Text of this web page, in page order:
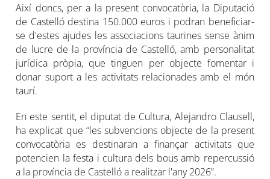
Així doncs, per a la present convocatòria, la Diputació
de Castelló destina 150.000 euros i podran beneficiar-
se d'estes ajudes les associacions taurines sense ànim
de lucre de la província de Castelló, amb personalitat
jurídica pròpia, que tinguen per objecte fomentar i
donar suport a les activitats relacionades amb el món
taurí.
En este sentit, el diputat de Cultura, Alejandro Clausell,
ha explicat que “les subvencions objecte de la present
convocatòria es destinaran a finançar activitats que
potencien la festa i cultura dels bous amb repercussió
a la província de Castelló a realitzar l'any 2026”.